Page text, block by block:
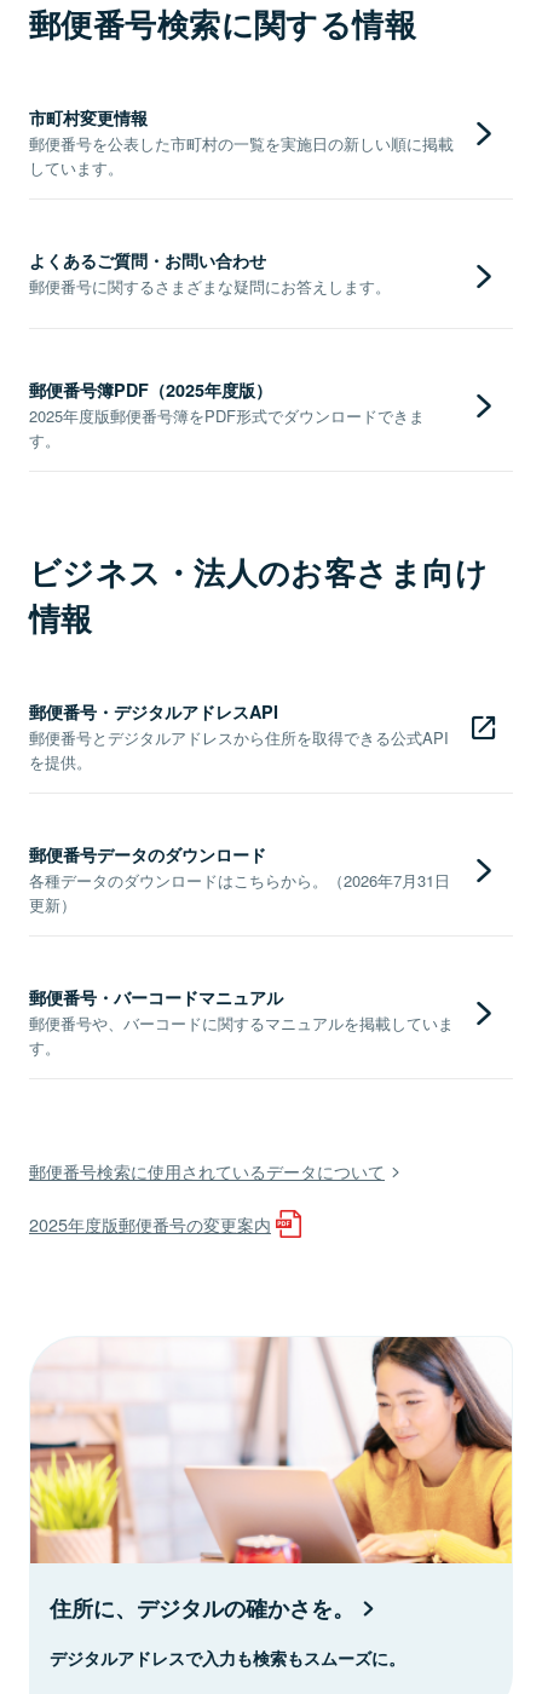
郵便番号検索に関する情報
市町村変更情報
郵便番号を公表した市町村の一覧を実施日の新しい順に掲載
しています。
よくあるご質問・お問い合わせ
郵便番号に関するさまざまな疑問にお答えします。
郵便番号簿PDF（2025年度版）
2025年度版郵便番号簿をPDF形式でダウンロードできま
す。
ビジネス・法人のお客さま向け
情報
郵便番号・デジタルアドレスAPI
郵便番号とデジタルアドレスから住所を取得できる公式API
を提供。
郵便番号データのダウンロード
各種データのダウンロードはこちらから。（2026年7月31日
更新）
郵便番号・バーコードマニュアル
郵便番号や、バーコードに関するマニュアルを掲載していま
す。
郵便番号検索に使用されているデータについて
2025年度版郵便番号の変更案内
住所に、デジタルの確かさを。
デジタルアドレスで入力も検索もスムーズに。